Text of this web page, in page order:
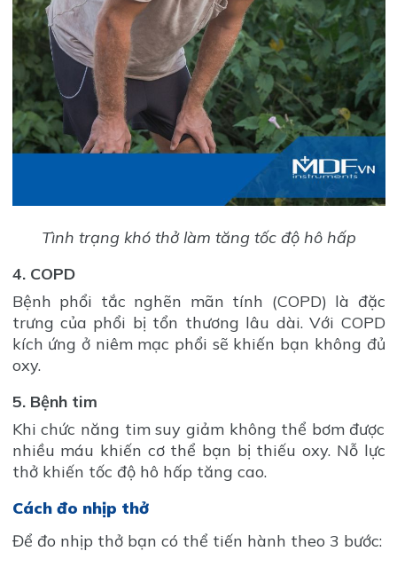
Tình trạng khó thở làm tăng tốc độ hô hấp
4. COPD
Bệnh phổi tắc nghẽn mãn tính (COPD) là đặc
trưng của phổi bị tổn thương lâu dài. Với COPD
kích ứng ở niêm mạc phổi sẽ khiến bạn không đủ
oxy.
5. Bệnh tim
Khi chức năng tim suy giảm không thể bơm được
nhiều máu khiến cơ thể bạn bị thiếu oxy. Nỗ lực
thở khiến tốc độ hô hấp tăng cao.
Cách đo nhịp thở
Để đo nhịp thở bạn có thể tiến hành theo 3 bước: